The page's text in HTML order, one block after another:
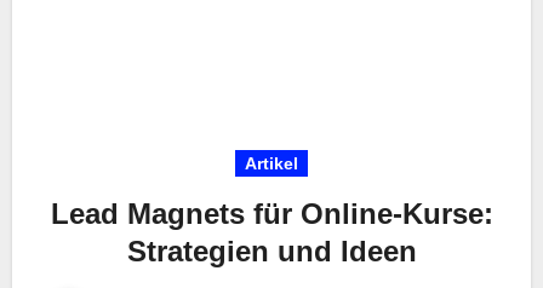
Artikel
Lead Magnets für Online-Kurse:
Strategien und Ideen